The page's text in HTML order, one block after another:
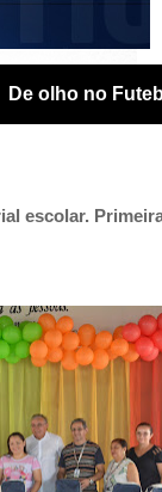
De olho no
escolar.